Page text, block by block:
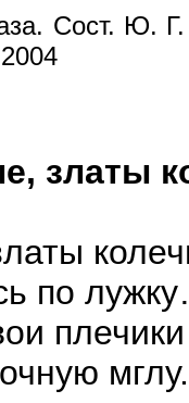
Сост. Ю.
златы
по
плечики
мглу.